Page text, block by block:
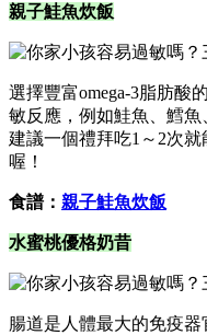
親子鮭魚炊飯
選擇豐富omega-3脂肪酸
敏反應，例如鮭魚、鱈魚
建議一個禮拜吃1～2次就
喔！
食譜： 親子鮭魚炊飯
水蜜桃優格奶昔
腸道是人體最大的免疫